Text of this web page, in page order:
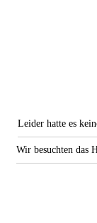
Leider hatte es
Wir besuchten das